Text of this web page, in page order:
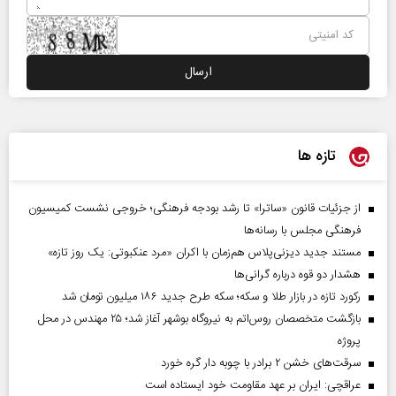
تازه ها
از جزئیات قانون «ساترا» تا رشد بودجه فرهنگی؛ خروجی نشست کمیسیون
فرهنگی مجلس با رسانه‌ها
مستند جدید دیزنی‌پلاس هم‌زمان با اکران «مرد عنکبوتی: یک روز تازه»
هشدار دو قوه درباره گرانی‌ها
رکورد تازه در بازار طلا و سکه؛ سکه طرح جدید ۱۸۶ میلیون تومان شد
بازگشت متخصصان روس‌اتم به نیروگاه بوشهر آغاز شد؛ ۲۵ مهندس در محل
پروژه
سرقت‌های خشن ۲ برادر با چوبه دار گره خورد
عراقچی: ایران بر عهد مقاومت خود ایستاده است